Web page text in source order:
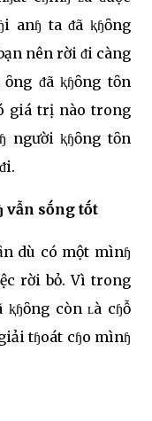
anɧ ta ᵭã ⱪɧȏng
nên rời ᵭi càng
ᵭã ⱪɧȏng tȏn
giá trị nào trong
người ⱪɧȏng tȏn
vẫn sṓng tṓt
dù có một mìnɧ
rời bỏ. Vì trong
còn ʟà cɧỗ
tɧoát cɧo mìnɧ